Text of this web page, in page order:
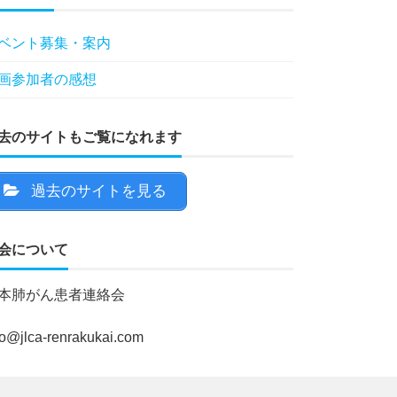
ント募集・案内
参加者の感想
のサイトもご覧になれます
過去のサイトを見る
について
肺がん患者連絡会
renrakukai.com